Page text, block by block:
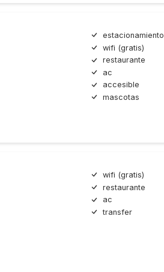
estacionamiento
wifi (gratis)
restaurante
ac
accesible
mascotas
wifi (gratis)
restaurante
ac
transfer